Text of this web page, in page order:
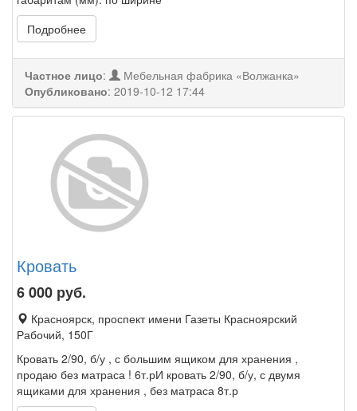
Подробнее
Частное лицо:
Мебельная фабрика «Волжанка»
Опубликовано: 2019-10-12 17:44
Кровать
6 000 руб.
Красноярск, проспект имени Газеты Красноярский
Рабочий, 150Г
Кровать 2/90, б/у , с большим ящиком для хранения ,
продаю без матраса ! 6т.рИ кровать 2/90, б/у, с двумя
ящиками для хранения , без матраса 8т.р